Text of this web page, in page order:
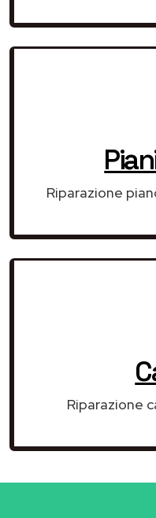
Riparazione
Riparazione